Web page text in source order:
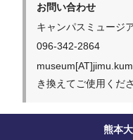
お問い合わせ
キャンパスミュージ
096-342-2864
き換えてご使用くださ
熊本